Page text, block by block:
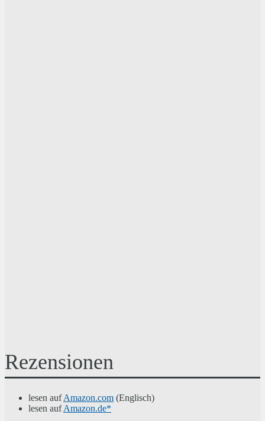
Rezensionen
lesen aufAmazon.com (Englisch)
lesen aufAmazon.de*